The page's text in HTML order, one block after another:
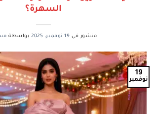
السهرة؟
منشور في 19 نوفمبر، 2025 بواسطة
19
نوفمبر